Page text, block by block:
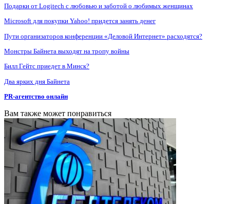
Подарки от Logitech с любовью и заботой о любимых женщинах
Microsoft для покупки Yahoo! придется занять денег
Пути организаторов конференции «Деловой Интернет» расходятся?
Монстры Байнета выходят на тропу войны
Билл Гейтс приедет в Минск?
Два ярких дня Байнета
PR-агентство онлайн
Вам также может понравиться